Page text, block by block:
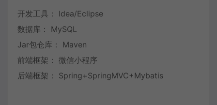
开发工具： Idea/Eclipse
数据库： MySQL
Jar包仓库： Maven
前端框架： 微信小程序
后端框架： Spring+SpringMVC+Mybatis